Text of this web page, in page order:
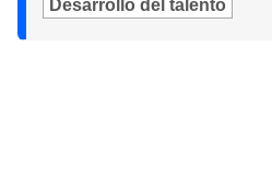
Desarrollo del talento